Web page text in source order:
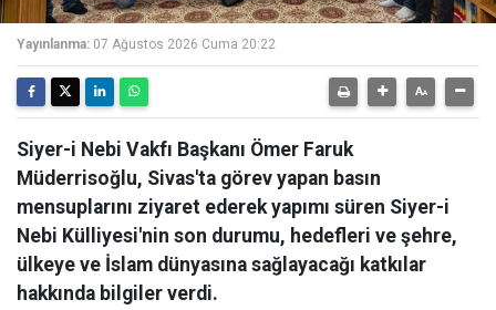
Yayınlanma: 07 Ağustos 2026 Cuma 20:22
Siyer-i Nebi Vakfı Başkanı Ömer Faruk
Müderrisoğlu, Sivas'ta görev yapan basın
mensuplarını ziyaret ederek yapımı süren Siyer-i
Nebi Külliyesi'nin son durumu, hedefleri ve şehre,
ülkeye ve İslam dünyasına sağlayacağı katkılar
hakkında bilgiler verdi.